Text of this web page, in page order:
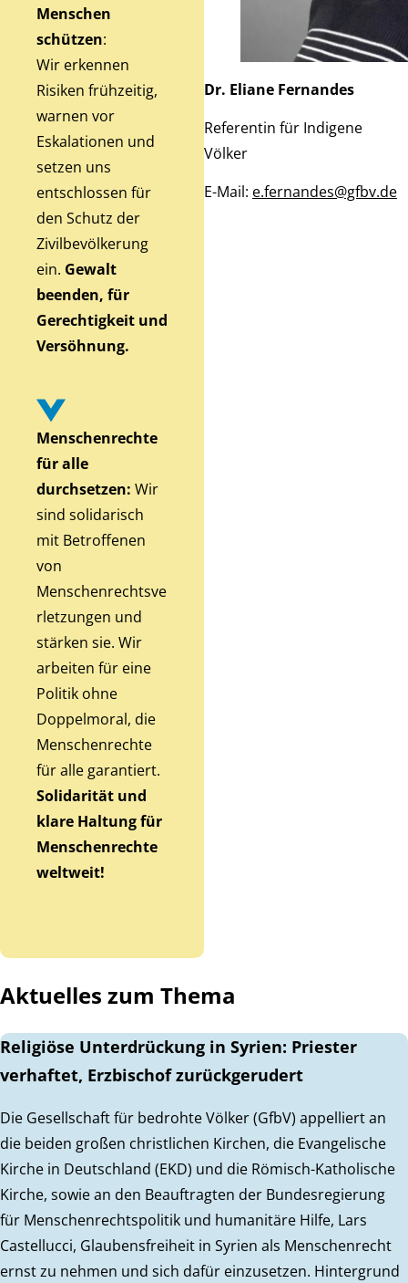
Menschen
schützen:
Wir erkennen
Risiken frühzeitig,
warnen vor
Eskalationen und
setzen uns
entschlossen für
den Schutz der
Zivilbevölkerung
ein. Gewalt
beenden, für
Gerechtigkeit und
Versöhnung.
Menschenrechte
für alle
durchsetzen: Wir
sind solidarisch
mit Betroffenen
von
Menschenrechtsve
rletzungen und
stärken sie. Wir
arbeiten für eine
Politik ohne
Doppelmoral, die
Menschenrechte
für alle garantiert.
Solidarität und
klare Haltung für
Menschenrechte
weltweit!
Dr. Eliane Fernandes
Referentin für Indigene
Völker
E-Mail: e.fernandes@gfbv.de
Aktuelles zum Thema
Religiöse Unterdrückung in Syrien: Priester
verhaftet, Erzbischof zurückgerudert
Die Gesellschaft für bedrohte Völker (GfbV) appelliert an
die beiden großen christlichen Kirchen, die Evangelische
Kirche in Deutschland (EKD) und die Römisch-Katholische
Kirche, sowie an den Beauftragten der Bundesregierung
für Menschenrechtspolitik und humanitäre Hilfe, Lars
Castellucci, Glaubensfreiheit in Syrien als Menschenrecht
ernst zu nehmen und sich dafür einzusetzen. Hintergrund